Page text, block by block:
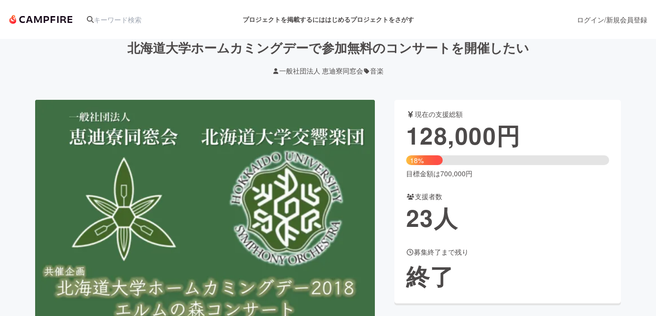
プロジェクトを掲載するにははじめるプロジェクトをさがす
アート・写真 舞台・パフォーマンス
テクノロジー・ガジェット ゲーム・サービス開発 フード・飲食店 ファッション
映像・映画 書籍・雑誌出版
ビジネス・起業 チャレンジ ビューティー・ヘルスケア
まちづくり・地域活性化
CAMPFIRE for Social Good
ログイン/新規会員登録
北海道大学ホームカミングデーで参加無料のコンサートを開催したい
一般社団法人 恵迪寮同窓会 音楽
現在の支援総額
128,000円
18%
目標金額は700,000円
支援者数
23人
募集終了まで残り
終了